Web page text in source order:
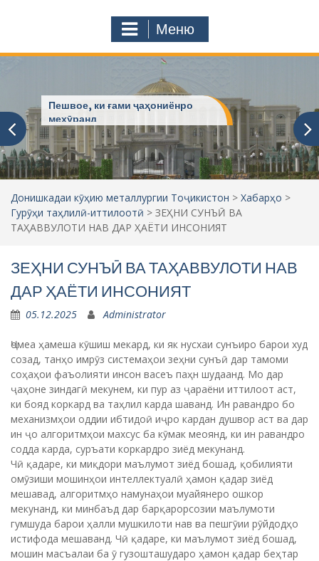
Меню
Пешвое, ки ғами ҷаҳониёнро
мехӯранд
Донишкадаи кӯҳию металлургии Тоҷикистон > Хабарҳо >
Гурӯҳи таҳлилӣ-иттилоотӣ > ЗЕҲНИ СУНЪӢ ВА
ТАҲАВВУЛОТИ НАВ ДАР ҲАЁТИ ИНСОНИЯТ
ЗЕҲНИ СУНЪӢ ВА ТАҲАВВУЛОТИ НАВ
ДАР ҲАЁТИ ИНСОНИЯТ
05.12.2025 Administrator
Ҷомеа ҳамеша кӯшиш мекард, ки як нусхаи сунъиро барои худ
созад, танҳо имрӯз системаҳои зеҳни сунъӣ дар тамоми
соҳаҳои фаъолияти инсон васеъ паҳн шудаанд. Мо дар
ҷаҳоне зиндагӣ мекунем, ки пур аз ҷараёни иттилоот аст,
ки бояд коркард ва таҳлил карда шаванд. Ин равандро бо
механизмҳои оддии ибтидоӣ иҷро кардан душвор аст ва дар
ин ҷо алгоритмҳои махсус ба кӯмак меоянд, ки ин равандро
содда карда, суръати коркардро зиёд мекунанд.
Чӣ қадаре, ки миқдори маълумот зиёд бошад, қобилияти
омӯзиши мошинҳои интеллектуалӣ ҳамон қадар зиёд
мешавад, алгоритмҳо намунаҳои муайянеро ошкор
мекунанд, ки минбаъд дар барқарорсозии маълумоти
гумшуда барои ҳалли мушкилоти нав ва пешгӯии рӯйдодҳо
истифода мешаванд. Чӣ қадаре, ки маълумот зиёд бошад,
мошин масъалаи ба ӯ гузошташударо ҳамон қадар беҳтар